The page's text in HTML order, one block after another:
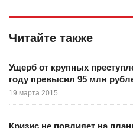
Читайте также
Ущерб от крупных
году превысил 95 млн
19 марта 2015
Кризис не повлияет на